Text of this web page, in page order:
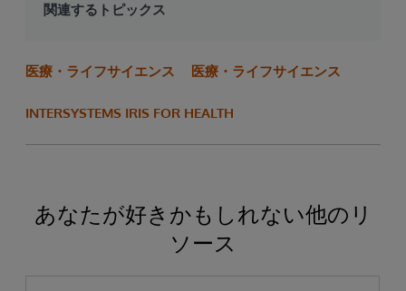
関連するトピックス
医療・ライフサイエンス 医療・ライフサイエンス
INTERSYSTEMS IRIS FOR HEALTH
あなたが好きかもしれない他のリ
ソース